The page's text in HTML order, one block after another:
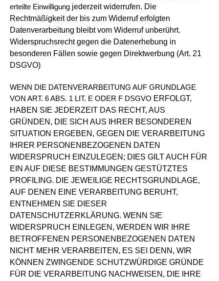
erteilte Einwilligung jederzeit widerrufen. Die
Rechtmäßigkeit der bis zum Widerruf erfolgten
Datenverarbeitung bleibt vom Widerruf unberührt.
Widerspruchsrecht gegen die Datenerhebung in
besonderen Fällen sowie gegen Direktwerbung (Art. 21
DSGVO)
WENN DIE DATENVERARBEITUNG AUF GRUNDLAGE
VON ART. 6 ABS. 1 LIT. E ODER F DSGVO ERFOLGT,
HABEN SIE JEDERZEIT DAS RECHT, AUS
GRÜNDEN, DIE SICH AUS IHRER BESONDEREN
SITUATION ERGEBEN, GEGEN DIE VERARBEITUNG
IHRER PERSONENBEZOGENEN DATEN
WIDERSPRUCH EINZULEGEN; DIES GILT AUCH FÜR
EIN AUF DIESE BESTIMMUNGEN GESTÜTZTES
PROFILING. DIE JEWEILIGE RECHTSGRUNDLAGE,
AUF DENEN EINE VERARBEITUNG BERUHT,
ENTNEHMEN SIE DIESER
DATENSCHUTZERKLÄRUNG. WENN SIE
WIDERSPRUCH EINLEGEN, WERDEN WIR IHRE
BETROFFENEN PERSONENBEZOGENEN DATEN
NICHT MEHR VERARBEITEN, ES SEI DENN, WIR
KÖNNEN ZWINGENDE SCHUTZWÜRDIGE GRÜNDE
FÜR DIE VERARBEITUNG NACHWEISEN, DIE IHRE